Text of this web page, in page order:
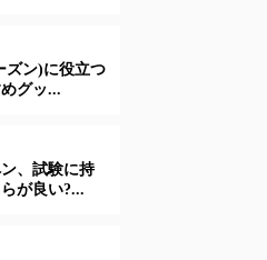
ズン)に役立つ
グッ...
、試験に持
が良い?...